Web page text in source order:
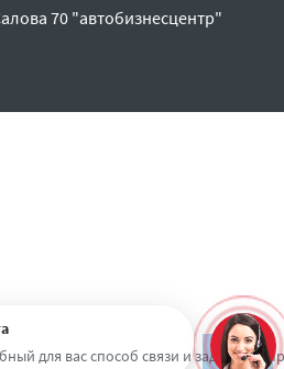
70 "автобизнесцентр"
Наверх
для вас способ связи и задайте